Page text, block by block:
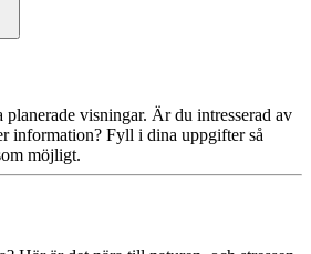
visningar. Är du intresserad av
information? Fyll i dina uppgifter så
möjligt.